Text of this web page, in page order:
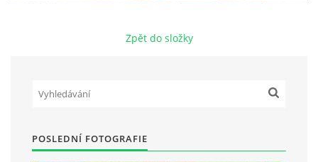
Zpět do složky
POSLEDNÍ FOTOGRAFIE